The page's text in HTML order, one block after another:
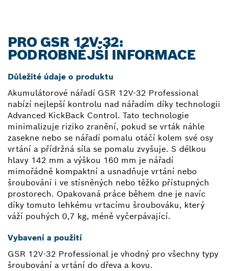
PRO GSR 12V-32:
PODROBNĚJŠÍ INFORMACE
Důležité údaje o produktu
Akumulátorové nářadí GSR 12V-32 Professional
nabízí nejlepší kontrolu nad nářadím díky technologii
Advanced KickBack Control. Tato technologie
minimalizuje riziko zranění, pokud se vrták náhle
zasekne nebo se nářadí pomalu otáčí kolem své osy
vrtání a přídržná síla se pomalu zvyšuje. S délkou
hlavy 142 mm a výškou 160 mm je nářadí
mimořádně kompaktní a usnadňuje vrtání nebo
šroubování i ve stísněných nebo těžko přístupných
prostorech. Opakovaná práce během dne je navíc
díky tomuto lehkému vrtacímu šroubováku, který
váží pouhých 0,7 kg, méně vyčerpávající.
Vybavení a použití
GSR 12V-32 Professional je vhodný pro všechny typy
šroubování a vrtání do dřeva a kovu.